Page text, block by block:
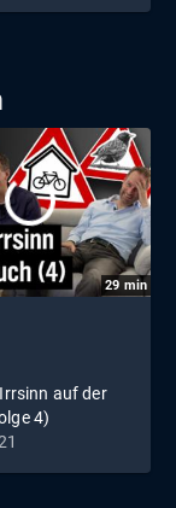
29 min
auf der
4)